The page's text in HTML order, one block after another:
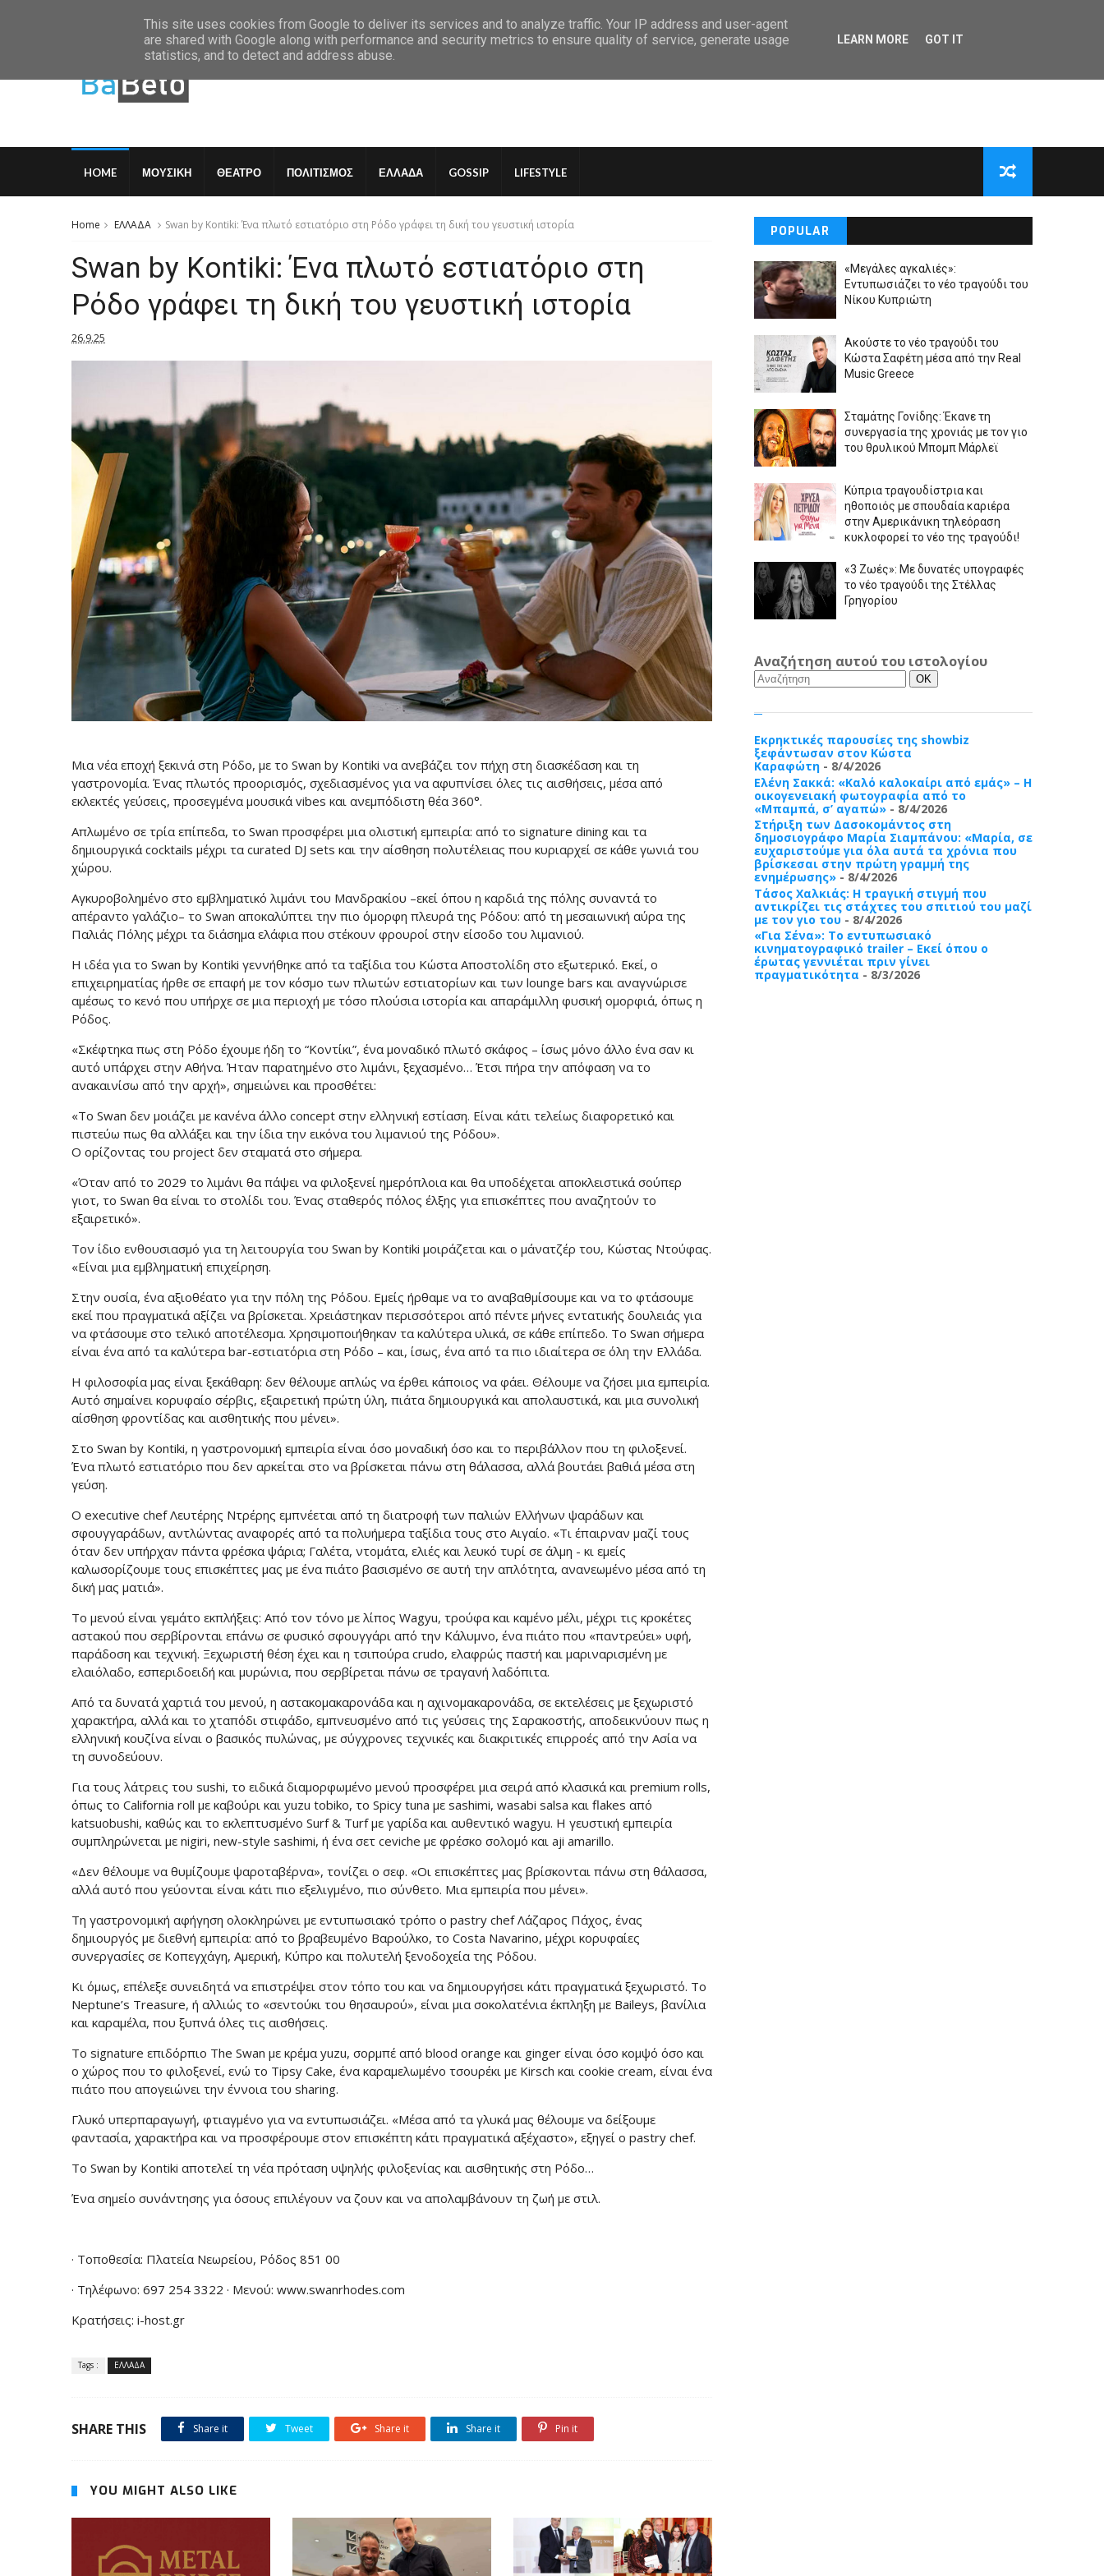
Thursday, August 6 2026
HOME ΜΟΥΣΙΚΗ ΘΕΑΤΡΟ ΠΟΛΙΤΙΣΜΟΣ ΕΛΛΑΔΑ GOSSIP LIFESTYLE
Home ΕΛΛΑΔΑ Swan by Kontiki: Ένα πλωτό εστιατόριο στη Ρόδο γράφει τη δική του γευστική ιστορία
Swan by Kontiki: Ένα πλωτό εστιατόριο στη
Ρόδο γράφει τη δική του γευστική ιστορία
26.9.25
Μια νέα εποχή ξεκινά στη Ρόδο, με το Swan by Kontiki να ανεβάζει τον πήχη στη διασκέδαση και τη
γαστρονομία. Ένας πλωτός προορισμός, σχεδιασμένος για να αφυπνίσει όλες τις αισθήσεις, μέσα από
εκλεκτές γεύσεις, προσεγμένα μουσικά vibes και ανεμπόδιστη θέα 360°.
Απλωμένο σε τρία επίπεδα, το Swan προσφέρει μια ολιστική εμπειρία: από το signature dining και τα
δημιουργικά cocktails μέχρι τα curated DJ sets και την αίσθηση πολυτέλειας που κυριαρχεί σε κάθε γωνιά του
χώρου.
Αγκυροβολημένο στο εμβληματικό λιμάνι του Μανδρακίου –εκεί όπου η καρδιά της πόλης συναντά το
απέραντο γαλάζιο– το Swan αποκαλύπτει την πιο όμορφη πλευρά της Ρόδου: από τη μεσαιωνική αύρα της
Παλιάς Πόλης μέχρι τα διάσημα ελάφια που στέκουν φρουροί στην είσοδο του λιμανιού.
Η ιδέα για το Swan by Kontiki γεννήθηκε από τα ταξίδια του Κώστα Αποστολίδη στο εξωτερικό. Εκεί, ο
επιχειρηματίας ήρθε σε επαφή με τον κόσμο των πλωτών εστιατορίων και των lounge bars και αναγνώρισε
αμέσως το κενό που υπήρχε σε μια περιοχή με τόσο πλούσια ιστορία και απαράμιλλη φυσική ομορφιά, όπως η
Ρόδος.
«Σκέφτηκα πως στη Ρόδο έχουμε ήδη το “Κοντίκι”, ένα μοναδικό πλωτό σκάφος – ίσως μόνο άλλο ένα σαν κι
αυτό υπάρχει στην Αθήνα. Ήταν παρατημένο στο λιμάνι, ξεχασμένο… Έτσι πήρα την απόφαση να το
ανακαινίσω από την αρχή», σημειώνει και προσθέτει:
«Το Swan δεν μοιάζει με κανένα άλλο concept στην ελληνική εστίαση. Είναι κάτι τελείως διαφορετικό και
πιστεύω πως θα αλλάξει και την ίδια την εικόνα του λιμανιού της Ρόδου».
Ο ορίζοντας του project δεν σταματά στο σήμερα.
«Όταν από το 2029 το λιμάνι θα πάψει να φιλοξενεί ημερόπλοια και θα υποδέχεται αποκλειστικά σούπερ
γιοτ, το Swan θα είναι το στολίδι του. Ένας σταθερός πόλος έλξης για επισκέπτες που αναζητούν το
εξαιρετικό».
Τον ίδιο ενθουσιασμό για τη λειτουργία του Swan by Kontiki μοιράζεται και ο μάνατζέρ του, Κώστας Ντούφας.
«Είναι μια εμβληματική επιχείρηση.
Στην ουσία, ένα αξιοθέατο για την πόλη της Ρόδου. Εμείς ήρθαμε να το αναβαθμίσουμε και να το φτάσουμε
εκεί που πραγματικά αξίζει να βρίσκεται. Χρειάστηκαν περισσότεροι από πέντε μήνες εντατικής δουλειάς για
να φτάσουμε στο τελικό αποτέλεσμα. Χρησιμοποιήθηκαν τα καλύτερα υλικά, σε κάθε επίπεδο. Το Swan σήμερα
είναι ένα από τα καλύτερα bar-εστιατόρια στη Ρόδο – και, ίσως, ένα από τα πιο ιδιαίτερα σε όλη την Ελλάδα.
Η φιλοσοφία μας είναι ξεκάθαρη: δεν θέλουμε απλώς να έρθει κάποιος να φάει. Θέλουμε να ζήσει μια εμπειρία.
Αυτό σημαίνει κορυφαίο σέρβις, εξαιρετική πρώτη ύλη, πιάτα δημιουργικά και απολαυστικά, και μια συνολική
αίσθηση φροντίδας και αισθητικής που μένει».
Στο Swan by Kontiki, η γαστρονομική εμπειρία είναι όσο μοναδική όσο και το περιβάλλον που τη φιλοξενεί.
Ένα πλωτό εστιατόριο που δεν αρκείται στο να βρίσκεται πάνω στη θάλασσα, αλλά βουτάει βαθιά μέσα στη
γεύση.
Ο executive chef Λευτέρης Ντρέρης εμπνέεται από τη διατροφή των παλιών Ελλήνων ψαράδων και
σφουγγαράδων, αντλώντας αναφορές από τα πολυήμερα ταξίδια τους στο Αιγαίο. «Τι έπαιρναν μαζί τους
όταν δεν υπήρχαν πάντα φρέσκα ψάρια; Γαλέτα, ντομάτα, ελιές και λευκό τυρί σε άλμη - κι εμείς
καλωσορίζουμε τους επισκέπτες μας με ένα πιάτο βασισμένο σε αυτή την απλότητα, ανανεωμένο μέσα από τη
δική μας ματιά».
Το μενού είναι γεμάτο εκπλήξεις: Από τον τόνο με λίπος Wagyu, τρούφα και καμένο μέλι, μέχρι τις κροκέτες
αστακού που σερβίρονται επάνω σε φυσικό σφουγγάρι από την Κάλυμνο, ένα πιάτο που «παντρεύει» υφή,
παράδοση και τεχνική. Ξεχωριστή θέση έχει και η τσιπούρα crudo, ελαφρώς παστή και μαριναρισμένη με
ελαιόλαδο, εσπεριδοειδή και μυρώνια, που σερβίρεται πάνω σε τραγανή λαδόπιτα.
Από τα δυνατά χαρτιά του μενού, η αστακομακαρονάδα και η αχινομακαρονάδα, σε εκτελέσεις με ξεχωριστό
χαρακτήρα, αλλά και το χταπόδι στιφάδο, εμπνευσμένο από τις γεύσεις της Σαρακοστής, αποδεικνύουν πως η
ελληνική κουζίνα είναι ο βασικός πυλώνας, με σύγχρονες τεχνικές και διακριτικές επιρροές από την Ασία να
τη συνοδεύουν.
Για τους λάτρεις του sushi, το ειδικά διαμορφωμένο μενού προσφέρει μια σειρά από κλασικά και premium rolls,
όπως το California roll με καβούρι και yuzu tobiko, το Spicy tuna με sashimi, wasabi salsa και flakes από
katsuobushi, καθώς και το εκλεπτυσμένο Surf & Turf με γαρίδα και αυθεντικό wagyu. Η γευστική εμπειρία
συμπληρώνεται με nigiri, new-style sashimi, ή ένα σετ ceviche με φρέσκο σολομό και aji amarillo.
«Δεν θέλουμε να θυμίζουμε ψαροταβέρνα», τονίζει ο σεφ. «Οι επισκέπτες μας βρίσκονται πάνω στη θάλασσα,
αλλά αυτό που γεύονται είναι κάτι πιο εξελιγμένο, πιο σύνθετο. Μια εμπειρία που μένει».
Τη γαστρονομική αφήγηση ολοκληρώνει με εντυπωσιακό τρόπο ο pastry chef Λάζαρος Πάχος, ένας
δημιουργός με διεθνή εμπειρία: από το βραβευμένο Βαρούλκο, το Costa Navarino, μέχρι κορυφαίες
συνεργασίες σε Κοπεγχάγη, Αμερική, Κύπρο και πολυτελή ξενοδοχεία της Ρόδου.
Κι όμως, επέλεξε συνειδητά να επιστρέψει στον τόπο του και να δημιουργήσει κάτι πραγματικά ξεχωριστό. Το
Neptune’s Treasure, ή αλλιώς το «σεντούκι του θησαυρού», είναι μια σοκολατένια έκπληξη με Baileys, βανίλια
και καραμέλα, που ξυπνά όλες τις αισθήσεις.
Το signature επιδόρπιο The Swan με κρέμα yuzu, σορμπέ από blood orange και ginger είναι όσο κομψό όσο και
ο χώρος που το φιλοξενεί, ενώ το Tipsy Cake, ένα καραμελωμένο τσουρέκι με Kirsch και cookie cream, είναι ένα
πιάτο που απογειώνει την έννοια του sharing.
Γλυκό υπερπαραγωγή, φτιαγμένο για να εντυπωσιάζει. «Μέσα από τα γλυκά μας θέλουμε να δείξουμε
φαντασία, χαρακτήρα και να προσφέρουμε στον επισκέπτη κάτι πραγματικά αξέχαστο», εξηγεί ο pastry chef.
Το Swan by Kontiki αποτελεί τη νέα πρόταση υψηλής φιλοξενίας και αισθητικής στη Ρόδο…
Ένα σημείο συνάντησης για όσους επιλέγουν να ζουν και να απολαμβάνουν τη ζωή με στιλ.
· Τοποθεσία: Πλατεία Νεωρείου, Ρόδος 851 00
· Τηλέφωνο: 697 254 3322 · Μενού: www.swanrhodes.com
Κρατήσεις: i-host.gr
Tags : ΕΛΛΑΔΑ
SHARE THIS Share it Tweet Share it Share it Pin it
YOU MIGHT ALSO LIKE
POPULAR
«Μεγάλες αγκαλιές»:
Εντυπωσιάζει το νέο τραγούδι του
Νίκου Κυπριώτη
Ακούστε το νέο τραγούδι του
Κώστα Σαφέτη μέσα από την Real
Music Greece
Σταμάτης Γονίδης: Έκανε τη
συνεργασία της χρονιάς με τον γιο
του θρυλικού Μπομπ Μάρλεϊ
Κύπρια τραγουδίστρια και
ηθοποιός με σπουδαία καριέρα
στην Αμερικάνικη τηλεόραση
κυκλοφορεί το νέο της τραγούδι!
«3 Ζωές»: Με δυνατές υπογραφές
το νέο τραγούδι της Στέλλας
Γρηγορίου
Αναζήτηση αυτού του ιστολογίου
Εκρηκτικές παρουσίες της showbiz
ξεφάντωσαν στον Κώστα
Καραφώτη- 8/4/2026
Ελένη Σακκά: «Καλό καλοκαίρι από εμάς» – Η
οικογενειακή φωτογραφία από το
«Μπαμπά, σ’ αγαπώ»- 8/4/2026
Στήριξη των Δασοκομάντος στη
δημοσιογράφο Μαρία Σιαμπάνου: «Μαρία, σε
ευχαριστούμε για όλα αυτά τα χρόνια που
βρίσκεσαι στην πρώτη γραμμή της
ενημέρωσης»- 8/4/2026
Τάσος Χαλκιάς: Η τραγική στιγμή που
αντικρίζει τις στάχτες του σπιτιού του μαζί
με τον γιο του- 8/4/2026
«Για Σένα»: Το εντυπωσιακό
κινηματογραφικό trailer – Εκεί όπου ο
έρωτας γεννιέται πριν γίνει
πραγματικότητα - 8/3/2026
This site uses cookies from Google to deliver its services and to analyze traffic. Your IP address and user-agent
are shared with Google along with performance and security metrics to ensure quality of service, generate usage
statistics, and to detect and address abuse.
LEARN MORE GOT IT